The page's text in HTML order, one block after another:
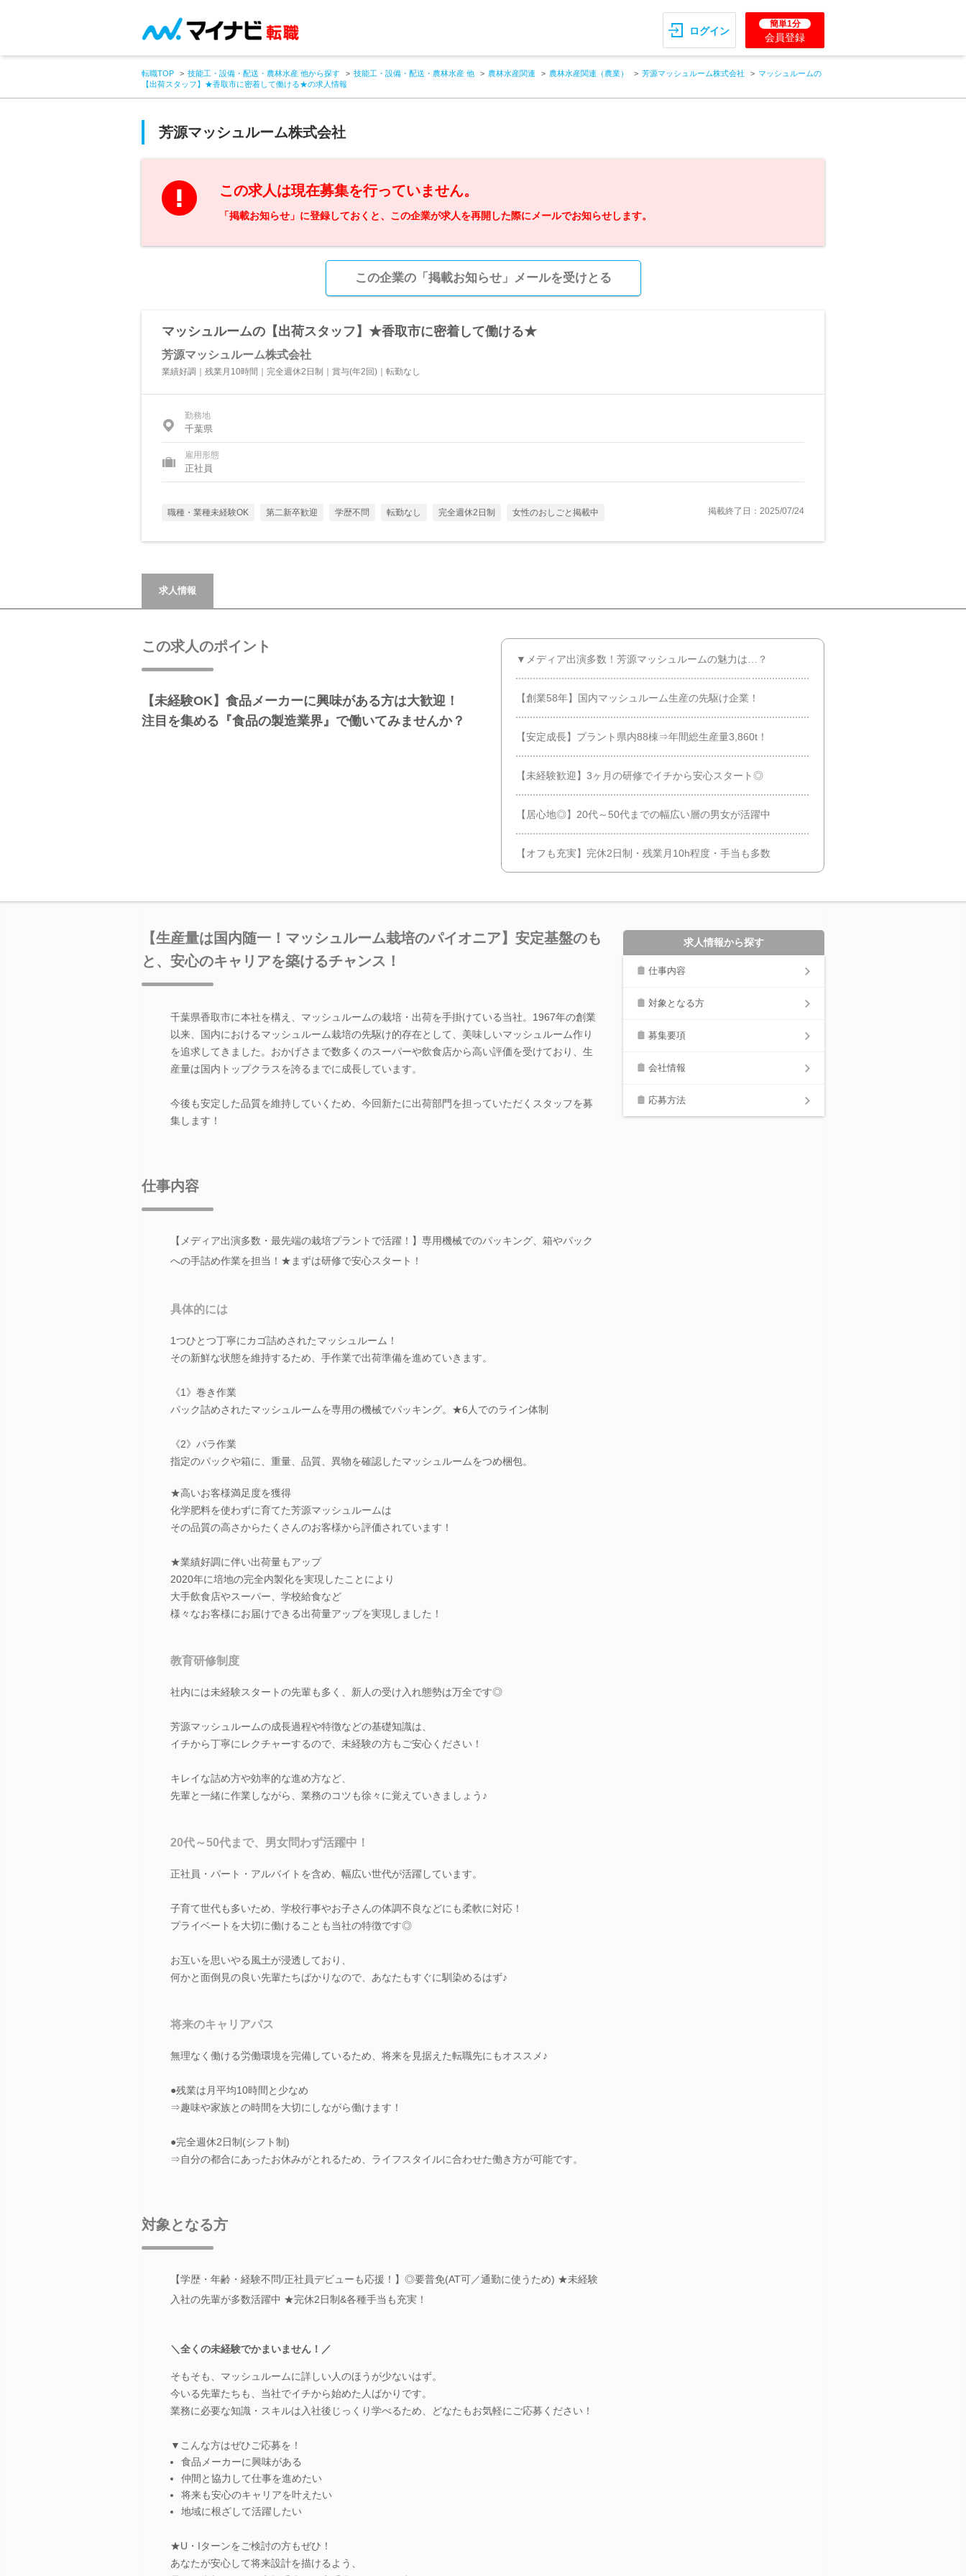
ログイン
簡単1分
会員登録
転職TOP 技能工・設備・配送・農林水産 他から探す 技能工・設備・配送・農林水産 他 農林水産関連 農林水産関連（農業） 芳源マッシュルーム株式会社
マッシュルームの
【出荷スタッフ】★香取市に密着して働ける★の求人情報
芳源マッシュルーム株式会社
この求人は現在募集を行っていません。
「掲載お知らせ」に登録しておくと、この企業が求人を再開した際にメールでお知らせします。
この企業の「掲載お知らせ」メールを受けとる
マッシュルームの【出荷スタッフ】★香取市に密着して働ける★
芳源マッシュルーム株式会社
業績好調｜残業月10時間｜完全週休2日制｜賞与(年2回)｜転勤なし
勤務地
千葉県
雇用形態
正社員
職種・業種未経験OK 第二新卒歓迎 学歴不問 転勤なし 完全週休2日制 女性のおしごと掲載中 掲載終了日：2025/07/24
求人情報
この求人のポイント
【未経験OK】食品メーカーに興味がある方は大歓迎！
注目を集める『食品の製造業界』で働いてみませんか？
▼メディア出演多数！芳源マッシュルームの魅力は…？
【創業58年】国内マッシュルーム生産の先駆け企業！
【安定成長】プラント県内88棟⇒年間総生産量3,860t！
【未経験歓迎】3ヶ月の研修でイチから安心スタート◎
【居心地◎】20代～50代までの幅広い層の男女が活躍中
【オフも充実】完休2日制・残業月10h程度・手当も多数
【生産量は国内随一！マッシュルーム栽培のパイオニア】安定基盤のも
と、安心のキャリアを築けるチャンス！
千葉県香取市に本社を構え、マッシュルームの栽培・出荷を手掛けている当社。1967年の創業
以来、国内におけるマッシュルーム栽培の先駆け的存在として、美味しいマッシュルーム作り
を追求してきました。おかげさまで数多くのスーパーや飲食店から高い評価を受けており、生
産量は国内トップクラスを誇るまでに成長しています。
今後も安定した品質を維持していくため、今回新たに出荷部門を担っていただくスタッフを募
集します！
仕事内容
【メディア出演多数・最先端の栽培プラントで活躍！】専用機械でのパッキング、箱やパック
への手詰め作業を担当！★まずは研修で安心スタート！
具体的には
1つひとつ丁寧にカゴ詰めされたマッシュルーム！
その新鮮な状態を維持するため、手作業で出荷準備を進めていきます。
《1》巻き作業
パック詰めされたマッシュルームを専用の機械でパッキング。★6人でのライン体制
《2》バラ作業
指定のパックや箱に、重量、品質、異物を確認したマッシュルームをつめ梱包。
★高いお客様満足度を獲得
化学肥料を使わずに育てた芳源マッシュルームは
その品質の高さからたくさんのお客様から評価されています！
★業績好調に伴い出荷量もアップ
2020年に培地の完全内製化を実現したことにより
大手飲食店やスーパー、学校給食など
様々なお客様にお届けできる出荷量アップを実現しました！
教育研修制度
社内には未経験スタートの先輩も多く、新人の受け入れ態勢は万全です◎
芳源マッシュルームの成長過程や特徴などの基礎知識は、
イチから丁寧にレクチャーするので、未経験の方もご安心ください！
キレイな詰め方や効率的な進め方など、
先輩と一緒に作業しながら、業務のコツも徐々に覚えていきましょう♪
20代～50代まで、男女問わず活躍中！
正社員・パート・アルバイトを含め、幅広い世代が活躍しています。
子育て世代も多いため、学校行事やお子さんの体調不良などにも柔軟に対応！
プライベートを大切に働けることも当社の特徴です◎
お互いを思いやる風土が浸透しており、
何かと面倒見の良い先輩たちばかりなので、あなたもすぐに馴染めるはず♪
将来のキャリアパス
無理なく働ける労働環境を完備しているため、将来を見据えた転職先にもオススメ♪
●残業は月平均10時間と少なめ
⇒趣味や家族との時間を大切にしながら働けます！
●完全週休2日制(シフト制)
⇒自分の都合にあったお休みがとれるため、ライフスタイルに合わせた働き方が可能です。
対象となる方
【学歴・年齢・経験不問/正社員デビューも応援！】◎要普免(AT可／通勤に使うため) ★未経験
入社の先輩が多数活躍中 ★完休2日制&各種手当も充実！
＼全くの未経験でかまいません！／
そもそも、マッシュルームに詳しい人のほうが少ないはず。
今いる先輩たちも、当社でイチから始めた人ばかりです。
業務に必要な知識・スキルは入社後じっくり学べるため、どなたもお気軽にご応募ください！
▼こんな方はぜひご応募を！
食品メーカーに興味がある
仲間と協力して仕事を進めたい
将来も安心のキャリアを叶えたい
地域に根ざして活躍したい
★U・Iターンをご検討の方もぜひ！
あなたが安心して将来設計を描けるよう、
求人情報から探す
仕事内容
対象となる方
募集要項
会社情報
応募方法